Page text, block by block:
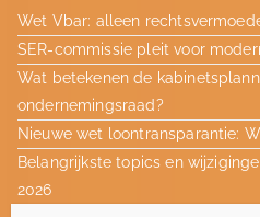
Wet Vbar: alleen
SER-commissie pleit voor
Wat betekenen de
ondernemingsraad?
Nieuwe wet loontransparantie:
Belangrijkste topics en
2026